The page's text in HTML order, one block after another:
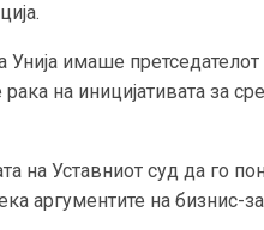
Унија имаше
на иницијативата за
на Уставниот суд да го
аргументите на бизнис-